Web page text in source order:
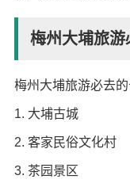
梅州大埔旅游
梅州大埔旅游必去的
1. 大埔古城
2. 客家民俗文化村
3. 茶园景区